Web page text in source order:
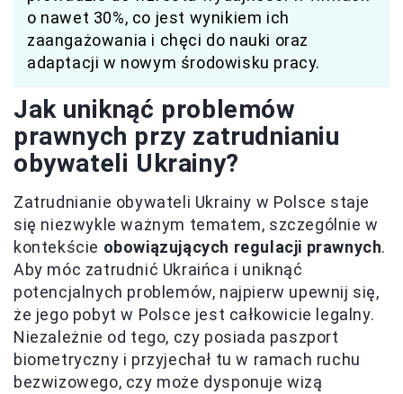
o nawet 30%, co jest wynikiem ich
zaangażowania i chęci do nauki oraz
adaptacji w nowym środowisku pracy.
Jak uniknąć problemów
prawnych przy zatrudnianiu
obywateli Ukrainy?
Zatrudnianie obywateli Ukrainy w Polsce staje
się niezwykle ważnym tematem, szczególnie w
kontekście obowiązujących regulacji prawnych.
Aby móc zatrudnić Ukraińca i uniknąć
potencjalnych problemów, najpierw upewnij się,
że jego pobyt w Polsce jest całkowicie legalny.
Niezależnie od tego, czy posiada paszport
biometryczny i przyjechał tu w ramach ruchu
bezwizowego, czy może dysponuje wizą